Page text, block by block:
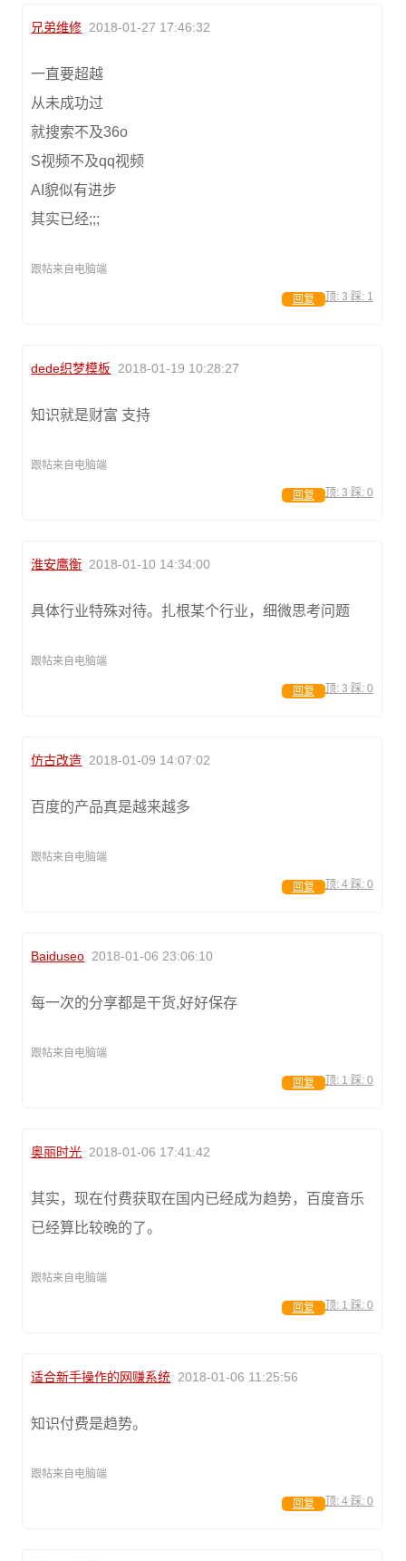
兄弟维修 2018-01-27 17:46:32
一直要超越
从未成功过
就搜索不及36o
S视频不及qq视频
AI貌似有进步
其实已经;;;
跟帖来自电脑端
顶: 3 踩: 1
回复
dede织梦模板 2018-01-19 10:28:27
知识就是财富 支持
跟帖来自电脑端
顶: 3 踩: 0
回复
淮安鹰衡 2018-01-10 14:34:00
具体行业特殊对待。扎根某个行业，细微思考问题
跟帖来自电脑端
顶: 3 踩: 0
回复
仿古改造 2018-01-09 14:07:02
百度的产品真是越来越多
跟帖来自电脑端
顶: 4 踩: 0
回复
Baiduseo 2018-01-06 23:06:10
每一次的分享都是干货,好好保存
跟帖来自电脑端
顶: 1 踩: 0
回复
奥丽时光 2018-01-06 17:41:42
其实，现在付费获取在国内已经成为趋势，百度音乐
已经算比较晚的了。
跟帖来自电脑端
顶: 1 踩: 0
回复
适合新手操作的网赚系统 2018-01-06 11:25:56
知识付费是趋势。
跟帖来自电脑端
顶: 4 踩: 0
回复